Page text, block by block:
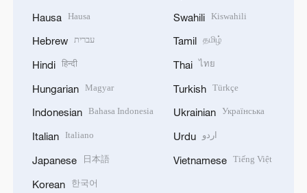
Hausa Hausa
Hebrew עברית
Hindi हिन्दी
Hungarian Magyar
Indonesian Bahasa Indonesia
Italian Italiano
Japanese 日本語
Korean 한국어
Swahili Kiswahili
Tamil தமிழ்
Thai ไทย
Turkish Türkçe
Ukrainian Українська
Urdu اردو
Vietnamese Tiếng Việt